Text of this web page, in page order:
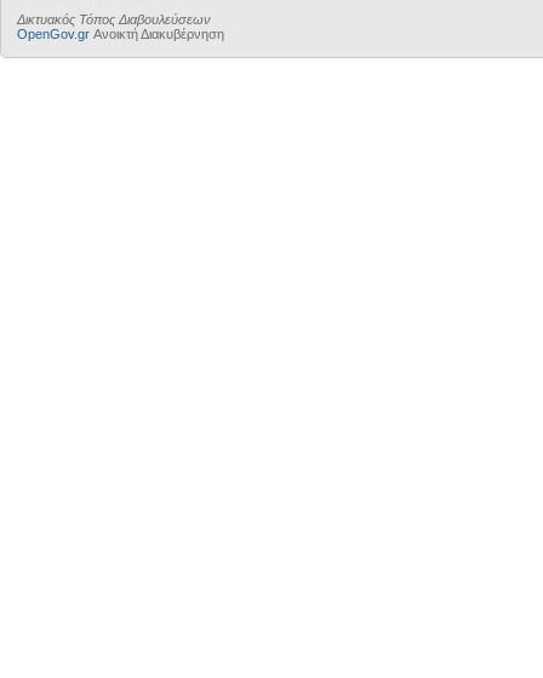
Δικτυακός Τόπος Διαβουλεύσεων
OpenGov.gr Ανοικτή Διακυβέρνηση